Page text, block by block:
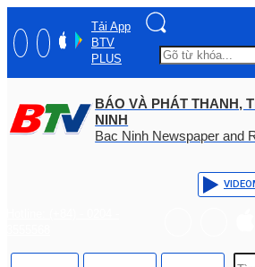
Tải App
BTV
PLUS
BÁO VÀ PHÁT THANH,
NINH
Bac Ninh Newspaper and
VIDEO